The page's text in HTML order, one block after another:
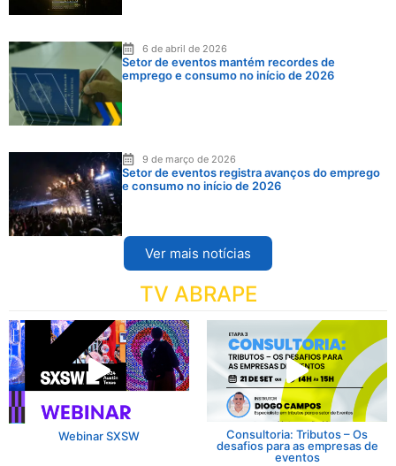
6 de abril de 2026
Setor de eventos mantém recordes de
emprego e consumo no início de 2026
9 de março de 2026
Setor de eventos registra avanços do emprego
e consumo no início de 2026
Ver mais notícias
TV ABRAPE
Webinar SXSW
Consultoria: Tributos – Os
desafios para as empresas de
eventos